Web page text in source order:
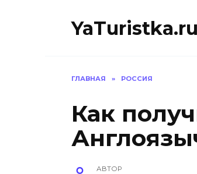
YaTuristka.ru
ГЛАВНАЯ » РОССИЯ
Как
АВТОР